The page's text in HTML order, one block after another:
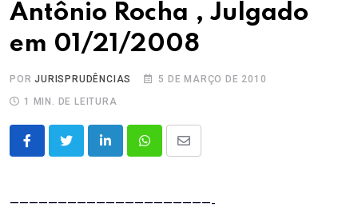
Antônio Rocha , Julgado
em 01/21/2008
PORJURISPRUDÊNCIAS
5 DE MARÇO DE 2010
1 MIN. DE LEITURA
LinkedInWhatsappShare
—————————————————————-